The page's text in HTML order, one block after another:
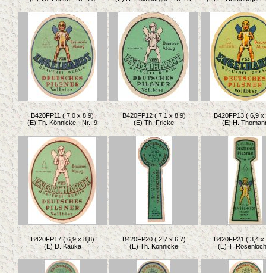
B420FP11 ( 7,0 x 8,9)
(E) Th. Könnicke - Nr.: 9
B420FP12 ( 7,1 x 8,9)
(E) Th. Fricke
B420FP13 ( 6,9 x
(E) H.
B420FP17 ( 6,9 x 8,8)
(E) D. Kauka
B420FP20 ( 2,7 x 6,7)
(E) Th. Könnicke
B420FP21 ( 3,4 x
(E) T.